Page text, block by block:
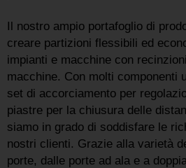
Il nostro ampio portafoglio di
creare partizioni flessibili ed
impianti e macchine con
macchine. Con molti componenti
set di accorciamento per
piastre per la chiusura delle
siamo in grado di soddisfare le
nostri clienti. Grazie alla varietà
porte, dalle porte ad ala e a